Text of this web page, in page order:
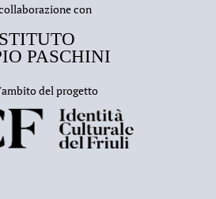
con
del progetto